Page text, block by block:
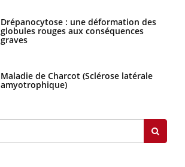
Drépanocytose : une déformation des
globules rouges aux conséquences
graves
Maladie de Charcot (Sclérose latérale
amyotrophique)